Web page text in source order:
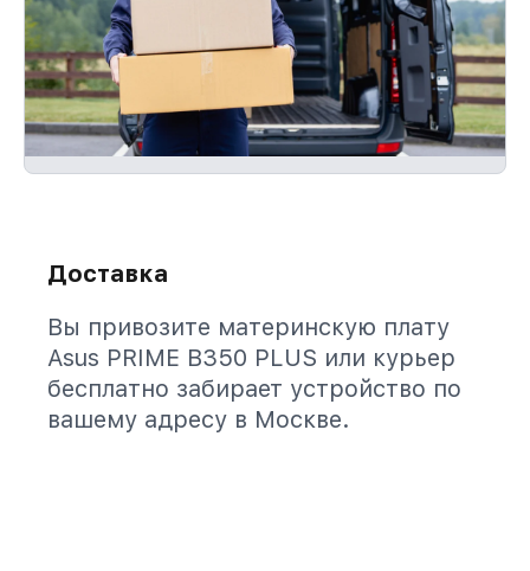
Доставка
Вы привозите материнскую плату
Asus PRIME B350 PLUS или курьер
бесплатно забирает устройство по
вашему адресу в Москве.